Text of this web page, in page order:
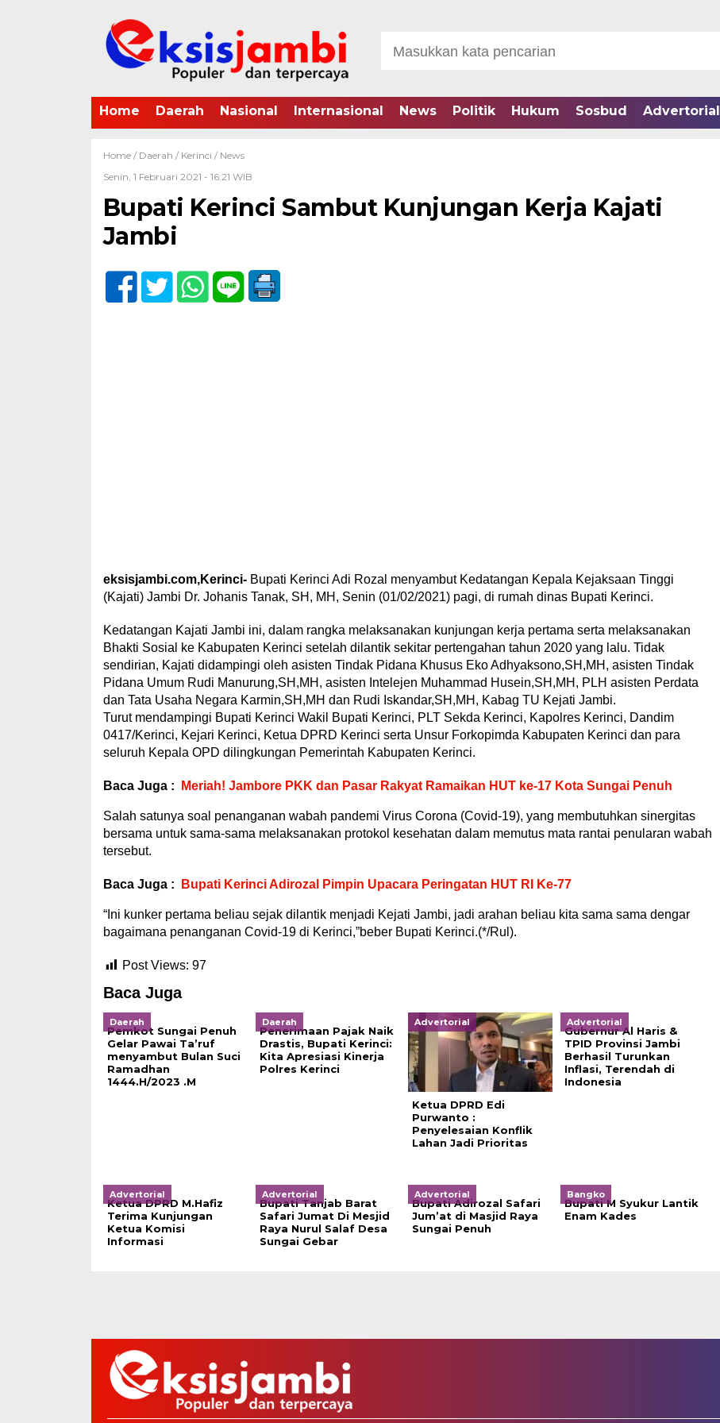
Home Daerah Nasional Internasional News Politik Hukum Sosbud Advertorial
Home / Daerah / Kerinci / News
Senin, 1 Februari 2021 - 16:21 WIB
Bupati Kerinci Sambut Kunjungan Kerja Kajati
Jambi
eksisjambi.com,Kerinci-Bupati Kerinci Adi Rozal menyambut Kedatangan Kepala Kejaksaan Tinggi
(Kajati) Jambi Dr. Johanis Tanak, SH, MH, Senin (01/02/2021) pagi, di rumah dinas Bupati Kerinci.
Kedatangan Kajati Jambi ini, dalam rangka melaksanakan kunjungan kerja pertama serta melaksanakan
Bhakti Sosial ke Kabupaten Kerinci setelah dilantik sekitar pertengahan tahun 2020 yang lalu. Tidak
sendirian, Kajati didampingi oleh asisten Tindak Pidana Khusus Eko Adhyaksono,SH,MH, asisten Tindak
Pidana Umum Rudi Manurung,SH,MH, asisten Intelejen Muhammad Husein,SH,MH, PLH asisten Perdata
dan Tata Usaha Negara Karmin,SH,MH dan Rudi Iskandar,SH,MH, Kabag TU Kejati Jambi.
Turut mendampingi Bupati Kerinci Wakil Bupati Kerinci, PLT Sekda Kerinci, Kapolres Kerinci, Dandim
0417/Kerinci, Kejari Kerinci, Ketua DPRD Kerinci serta Unsur Forkopimda Kabupaten Kerinci dan para
seluruh Kepala OPD dilingkungan Pemerintah Kabupaten Kerinci.
Baca Juga : Meriah! Jambore PKK dan Pasar Rakyat Ramaikan HUT ke-17 Kota Sungai Penuh
Salah satunya soal penanganan wabah pandemi Virus Corona (Covid-19), yang membutuhkan sinergitas
bersama untuk sama-sama melaksanakan protokol kesehatan dalam memutus mata rantai penularan wabah
tersebut.
Baca Juga : Bupati Kerinci Adirozal Pimpin Upacara Peringatan HUT RI Ke-77
“Ini kunker pertama beliau sejak dilantik menjadi Kejati Jambi, jadi arahan beliau kita sama sama dengar
bagaimana penanganan Covid-19 di Kerinci,”beber Bupati Kerinci.(*/Rul).
Post Views: 97
Baca Juga
Daerah
Pemkot Sungai Penuh
Gelar Pawai Ta’ruf
menyambut Bulan Suci
Ramadhan
1444.H/2023 .M
Daerah
Penerimaan Pajak Naik
Drastis, Bupati Kerinci:
Kita Apresiasi Kinerja
Polres Kerinci
Advertorial
Ketua DPRD Edi
Purwanto :
Penyelesaian Konflik
Lahan Jadi Prioritas
Advertorial
Gubernur Al Haris &
TPID Provinsi Jambi
Berhasil Turunkan
Inflasi, Terendah di
Indonesia
Advertorial
Ketua DPRD M.Hafiz
Terima Kunjungan
Ketua Komisi
Informasi
Advertorial
Bupati Tanjab Barat
Safari Jumat Di Mesjid
Raya Nurul Salaf Desa
Sungai Gebar
Advertorial
Bupati Adirozal Safari
Jum’at di Masjid Raya
Sungai Penuh
Bangko
Bupati M Syukur Lantik
Enam Kades